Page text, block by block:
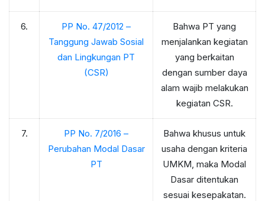
6.
PP No. 47/2012 –
Tanggung Jawab Sosial
dan Lingkungan PT
(CSR)
Bahwa PT yang
menjalankan kegiatan
yang berkaitan
dengan sumber daya
alam wajib melakukan
kegiatan CSR.
7.
PP No. 7/2016 –
Perubahan Modal Dasar
PT
Bahwa khusus untuk
usaha dengan kriteria
UMKM, maka Modal
Dasar ditentukan
sesuai kesepakatan.